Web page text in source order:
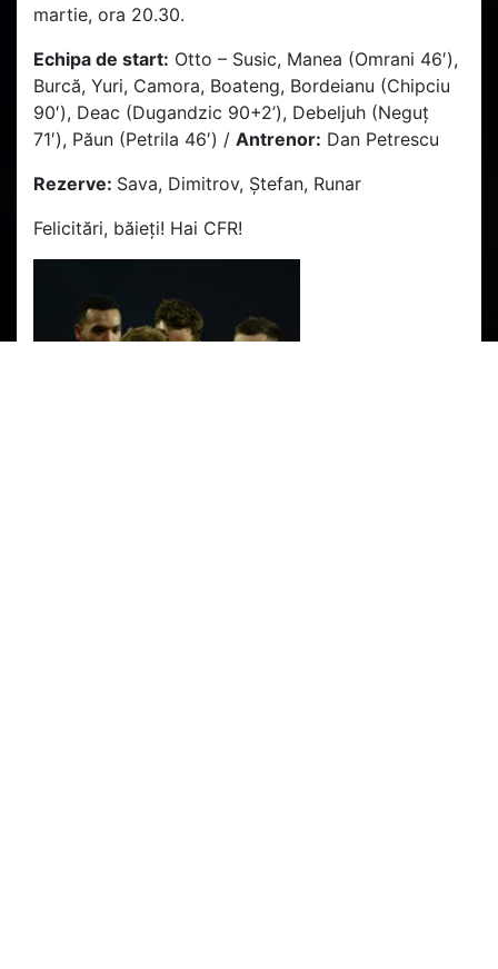
martie, ora 20.30.
Echipa de start: Otto – Susic, Manea (Omrani 46′),
Burcă, Yuri, Camora, Boateng, Bordeianu (Chipciu
90′), Deac (Dugandzic 90+2’), Debeljuh (Neguț
71′), Păun (Petrila 46′) / Antrenor: Dan Petrescu
Rezerve: Sava, Dimitrov, Ștefan, Runar
Felicitări, băieți! Hai CFR!